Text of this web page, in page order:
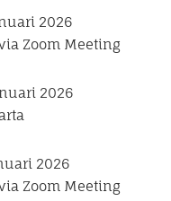
2026
Zoom Meeting
2026
2026
Zoom Meeting